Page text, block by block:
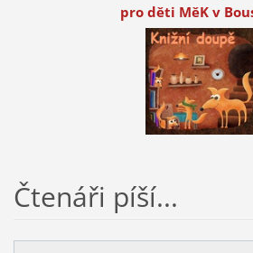
pro děti MěK v
Čtenáři píší...